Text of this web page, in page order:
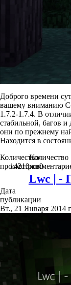
Доброго времени
вашему вниманию
1.7.2-1.7.4. В
стабильной, багов
они по прежнему
Находится в
Количество
просмотров
14210
Количество
0
Lwc | -
Дата
публикации
Вт., 21 Января 2014